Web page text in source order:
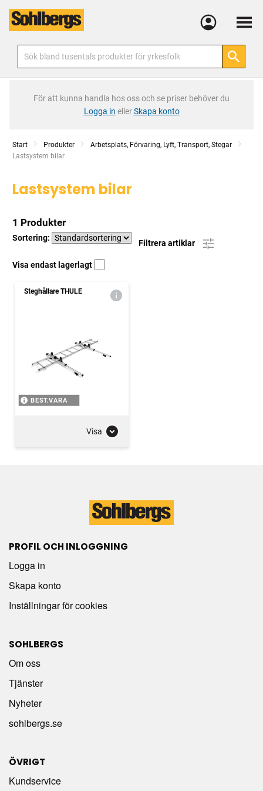
Meny
För att kunna handla hos oss och se priser behöver du
Logga in ellerSkapa konto
Start Produkter
Arbetsplats, Förvaring, Lyft, Transport, Stegar
Current:
Lastsystem bilar
Lastsystem bilar
1 Produkter
Sortering:
Filtrera artiklar
Visa endast lagerlagt
Steghållare THULE
BEST.VARA
Visa
PROFIL OCH INLOGGNING
Logga in
Skapa konto
Inställningar för cookies
SOHLBERGS
Om oss
Tjänster
Nyheter
sohlbergs.se
ÖVRIGT
Kundservice